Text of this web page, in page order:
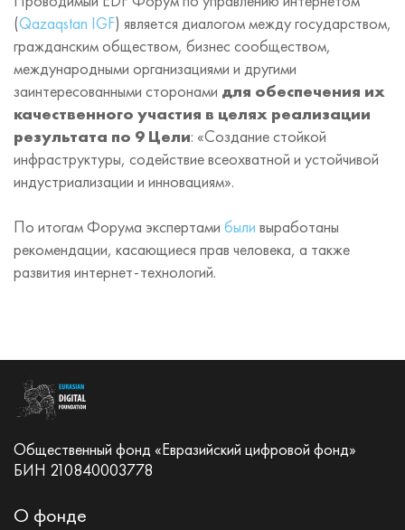
(Qazaqstan IGF) является диалогом между государством,
гражданским обществом, бизнес сообществом,
международными организациями и другими
заинтересованными сторонами для обеспечения их
качественного участия в целях реализации
результата по 9 Цели: «Создание стойкой
инфраструктуры, содействие всеохватной и устойчивой
индустриализации и инновациям».
По итогам Форума экспертами были выработаны
рекомендации, касающиеся прав человека, а также
развития интернет-технологий.
Общественный фонд «Евразийский цифровой фонд»
БИН 210840003778
О фонде